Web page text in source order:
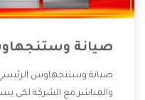
صيانة
صيانة وستنجهاوس
والمباشر مع الشركة لكى